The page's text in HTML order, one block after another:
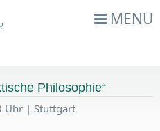
MENU
Philosophie“
Uhr | Stuttgart